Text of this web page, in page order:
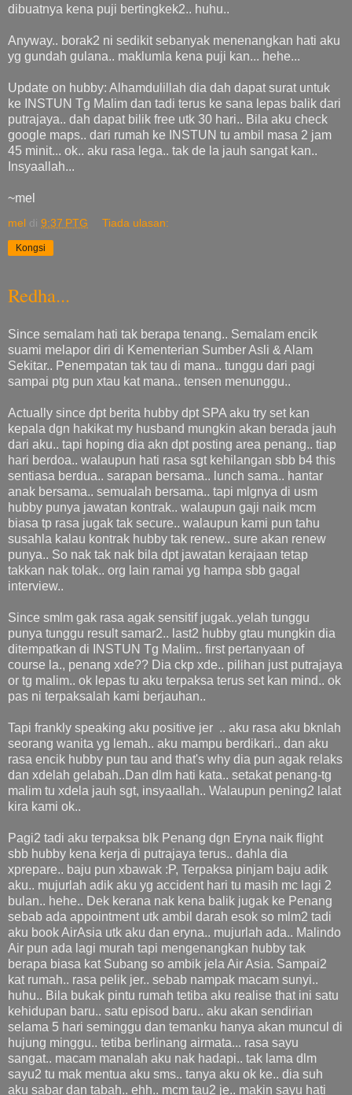
dibuatnya kena puji bertingkek2.. huhu..
Anyway.. borak2 ni sedikit sebanyak menenangkan hati aku
yg gundah gulana.. maklumla kena puji kan... hehe...
Update on hubby: Alhamdulillah dia dah dapat surat untuk
ke INSTUN Tg Malim dan tadi terus ke sana lepas balik dari
putrajaya.. dah dapat bilik free utk 30 hari.. Bila aku check
google maps.. dari rumah ke INSTUN tu ambil masa 2 jam
45 minit... ok.. aku rasa lega.. tak de la jauh sangat kan..
Insyaallah...
~mel
mel di 9:37 PTG Tiada ulasan:
Kongsi
Redha...
Since semalam hati tak berapa tenang.. Semalam encik
suami melapor diri di Kementerian Sumber Asli & Alam
Sekitar.. Penempatan tak tau di mana.. tunggu dari pagi
sampai ptg pun xtau kat mana.. tensen menunggu..
Actually since dpt berita hubby dpt SPA aku try set kan
kepala dgn hakikat my husband mungkin akan berada jauh
dari aku.. tapi hoping dia akn dpt posting area penang.. tiap
hari berdoa.. walaupun hati rasa sgt kehilangan sbb b4 this
sentiasa berdua.. sarapan bersama.. lunch sama.. hantar
anak bersama.. semualah bersama.. tapi mlgnya di usm
hubby punya jawatan kontrak.. walaupun gaji naik mcm
biasa tp rasa jugak tak secure.. walaupun kami pun tahu
susahla kalau kontrak hubby tak renew.. sure akan renew
punya.. So nak tak nak bila dpt jawatan kerajaan tetap
takkan nak tolak.. org lain ramai yg hampa sbb gagal
interview..
Since smlm gak rasa agak sensitif jugak..yelah tunggu
punya tunggu result samar2.. last2 hubby gtau mungkin dia
ditempatkan di INSTUN Tg Malim.. first pertanyaan of
course la., penang xde?? Dia ckp xde.. pilihan just putrajaya
or tg malim.. ok lepas tu aku terpaksa terus set kan mind.. ok
pas ni terpaksalah kami berjauhan..
Tapi frankly speaking aku positive jer .. aku rasa aku bknlah
seorang wanita yg lemah.. aku mampu berdikari.. dan aku
rasa encik hubby pun tau and that's why dia pun agak relaks
dan xdelah gelabah..Dan dlm hati kata.. setakat penang-tg
malim tu xdela jauh sgt, insyaallah.. Walaupun pening2 lalat
kira kami ok..
Pagi2 tadi aku terpaksa blk Penang dgn Eryna naik flight
sbb hubby kena kerja di putrajaya terus.. dahla dia
xprepare.. baju pun xbawak :P, Terpaksa pinjam baju adik
aku.. mujurlah adik aku yg accident hari tu masih mc lagi 2
bulan.. hehe.. Dek kerana nak kena balik jugak ke Penang
sebab ada appointment utk ambil darah esok so mlm2 tadi
aku book AirAsia utk aku dan eryna.. mujurlah ada.. Malindo
Air pun ada lagi murah tapi mengenangkan hubby tak
berapa biasa kat Subang so ambik jela Air Asia. Sampai2
kat rumah.. rasa pelik jer.. sebab nampak macam sunyi..
huhu.. Bila bukak pintu rumah tetiba aku realise that ini satu
kehidupan baru.. satu episod baru.. aku akan sendirian
selama 5 hari seminggu dan temanku hanya akan muncul di
hujung minggu.. tetiba berlinang airmata... rasa sayu
sangat.. macam manalah aku nak hadapi.. tak lama dlm
sayu2 tu mak mentua aku sms.. tanya aku ok ke.. dia suh
aku sabar dan tabah.. ehh.. mcm tau2 je.. makin sayu hati